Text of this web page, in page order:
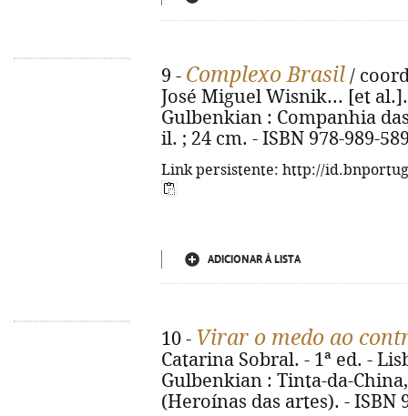
9 - Complexo Brasil /
José Miguel Wisnik... [et
Gulbenkian : Companhia
il. ; 24 cm. - ISBN 978-989-
Link persistente: http://
ADICIONAR À LISTA
10 - Virar o medo ao
Catarina Sobral. - 1ª ed. -
Gulbenkian : Tinta-da-
(Heroínas das artes). - ISBN